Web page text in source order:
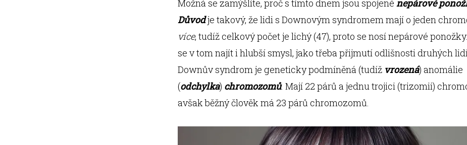
Možná se zamýšlíte, proč s tímto dnem jsou spojené nepárové
Důvodje takový, že lidi s Downovým syndromem mají o jeden
více, tudíž celkový počet je lichý (47), proto se nosí nepárové
se v tom najít i hlubší smysl, jako třeba přijmutí odlišnosti druhých
Downův syndrom je geneticky podmíněná (tudíž vrozená) anomálie
(odchylka) chromozomů. Mají 22 párů a jednu trojici (trizomii)
avšak běžný člověk má 23 párů chromozomů.